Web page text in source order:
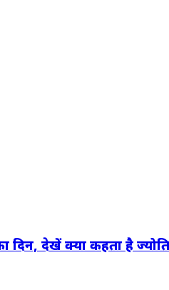
दिन, देखें क्या कहता है